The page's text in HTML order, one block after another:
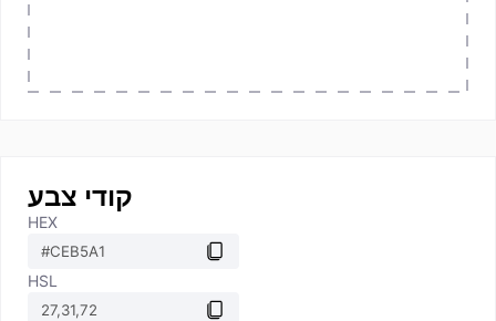
קודי צבע
HEX
HSL